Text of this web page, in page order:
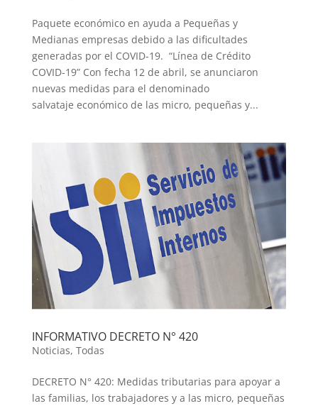
Paquete económico en ayuda a Pequeñas y
Medianas empresas debido a las dificultades
generadas por el COVID-19. “Línea de Crédito
COVID-19” Con fecha 12 de abril, se anunciaron
nuevas medidas para el denominado
salvataje económico de las micro, pequeñas y...
INFORMATIVO DECRETO N° 420
Noticias, Todas
DECRETO N° 420: Medidas tributarias para apoyar a
las familias, los trabajadores y a las micro, pequeñas